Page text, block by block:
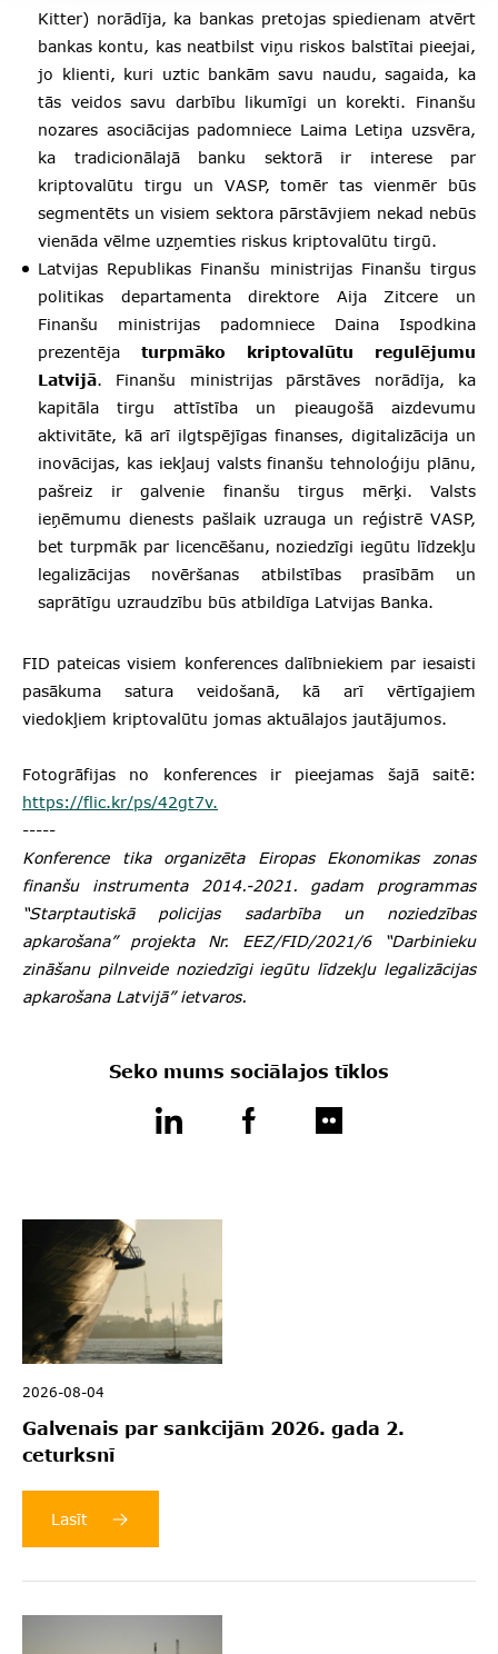
Kitter) norādīja, ka bankas pretojas spiedienam atvērt
bankas kontu, kas neatbilst viņu riskos balstītai pieejai,
jo klienti, kuri uztic bankām savu naudu, sagaida, ka
tās veidos savu darbību likumīgi un korekti. Finanšu
nozares asociācijas padomniece Laima Letiņa uzsvēra,
ka tradicionālajā banku sektorā ir interese par
kriptovalūtu tirgu un VASP, tomēr tas vienmēr būs
segmentēts un visiem sektora pārstāvjiem nekad nebūs
vienāda vēlme uzņemties riskus kriptovalūtu tirgū.
Latvijas Republikas Finanšu ministrijas Finanšu tirgus
politikas departamenta direktore Aija Zitcere un
Finanšu ministrijas padomniece Daina Ispodkina
prezentēja turpmāko kriptovalūtu regulējumu
Latvijā. Finanšu ministrijas pārstāves norādīja, ka
kapitāla tirgu attīstība un pieaugošā aizdevumu
aktivitāte, kā arī ilgtspējīgas finanses, digitalizācija un
inovācijas, kas iekļauj valsts finanšu tehnoloģiju plānu,
pašreiz ir galvenie finanšu tirgus mērķi. Valsts
ieņēmumu dienests pašlaik uzrauga un reģistrē VASP,
bet turpmāk par licencēšanu, noziedzīgi iegūtu līdzekļu
legalizācijas novēršanas atbilstības prasībām un
saprātīgu uzraudzību būs atbildīga Latvijas Banka.
FID pateicas visiem konferences dalībniekiem par iesaisti
pasākuma satura veidošanā, kā arī vērtīgajiem
viedokļiem kriptovalūtu jomas aktuālajos jautājumos.
Fotogrāfijas no konferences ir pieejamas šajā saitē:
https://flic.kr/ps/42gt7v.
-----
Konference tika organizēta Eiropas Ekonomikas zonas
finanšu instrumenta 2014.-2021. gadam programmas
“Starptautiskā policijas sadarbība un noziedzības
apkarošana” projekta Nr. EEZ/FID/2021/6 “Darbinieku
zināšanu pilnveide noziedzīgi iegūtu līdzekļu legalizācijas
apkarošana Latvijā” ietvaros.
Seko mums sociālajos tīklos
2026-08-04
Galvenais par sankcijām 2026. gada 2.
ceturksnī
Lasīt